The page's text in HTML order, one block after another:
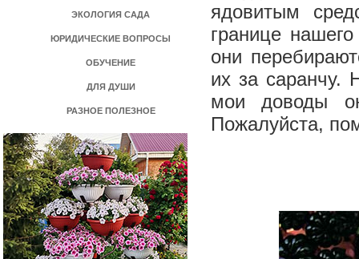
ЭКОЛОГИЯ САДА
ЮРИДИЧЕСКИЕ ВОПРОСЫ
ОБУЧЕНИЕ
ДЛЯ ДУШИ
РАЗНОЕ ПОЛЕЗНОЕ
ядовитым
границе
они
их за саранчу.
мои доводы
Пожалуйста,